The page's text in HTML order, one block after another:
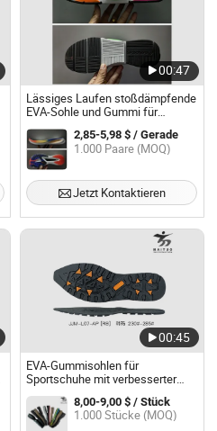
00:47
Lässiges Laufen stoßdämpfende
EVA-Sohle und Gummi für
bequemen sportlichen
Schuhgebrauch2,85-5,98 $ / Gerade
1.000 Paare (MOQ)
Jetzt Kontaktieren
00:45
EVA-Gummisohlen für
Sportschuhe mit verbesserter
Haltbarkeit
8,00-9,00 $ / Stück
1.000 Stücke (MOQ)